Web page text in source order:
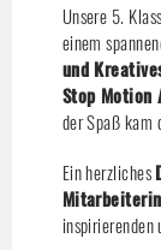
Unsere 5.
einem
und
Stop Motion
der Spaß kam
Ein herzliches
inspirierenden